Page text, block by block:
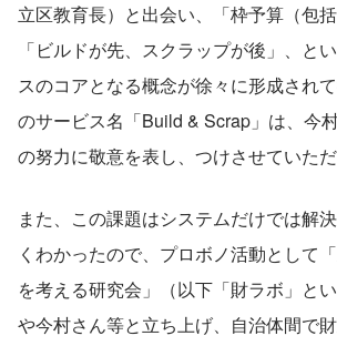
立区教育長）と出会い、「枠予算（包
「ビルドが先、スクラップが後」、と
スのコアとなる概念が徐々に形成され
のサービス名「Build & Scrap」は、今
の努力に敬意を表し、つけさせていただ
また、この課題はシステムだけでは解
くわかったので、プロボノ活動として
を考える研究会」（以下「財ラボ」と
や今村さん等と立ち上げ、自治体間で